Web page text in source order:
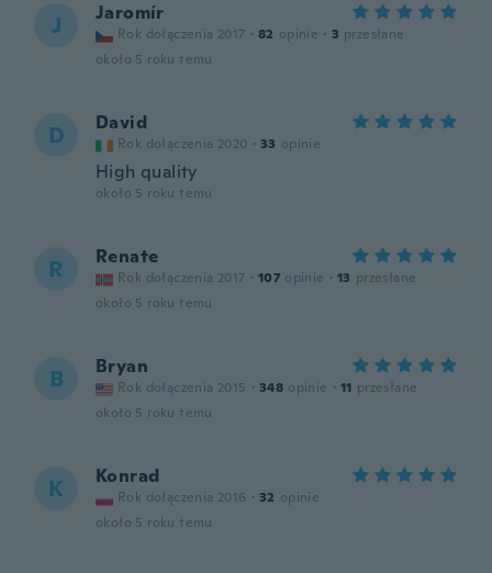
J Jaromír
Rok dołączenia 2017 · 82 opinie · 3 przesłane
około 5 roku temu
D David
Rok dołączenia 2020 · 33 opinie
High quality
około 5 roku temu
R Renate
Rok dołączenia 2017 · 107 opinie · 13 przesłane
około 5 roku temu
B Bryan
Rok dołączenia 2015 · 348 opinie · 11 przesłane
około 5 roku temu
K Konrad
Rok dołączenia 2016 · 32 opinie
około 5 roku temu